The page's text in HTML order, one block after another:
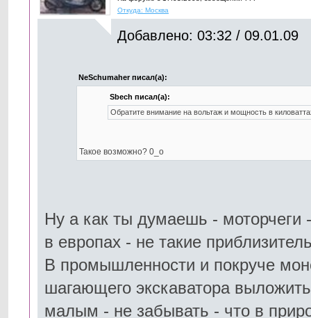
Откуда: Москва
Добавлено: 03:32 / 09.01.09
NeSchumaher писал(а):
Sbech писал(а):
Обратите внимание на вольтаж и мощность в
Такое возможно? 0_о
Ну а как ты думаешь - моторчеги
в европах - не такие
В промышленности и покруче
шагающего экскаватора
малым - не забывать - что в